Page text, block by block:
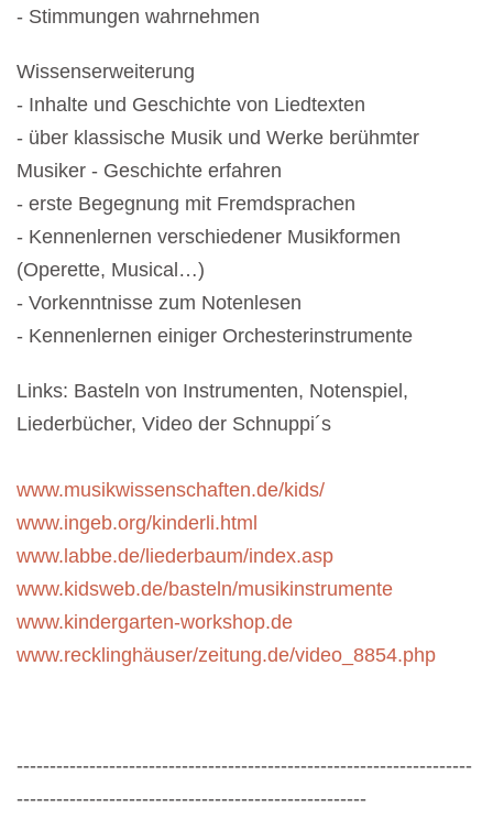
- Stimmungen wahrnehmen
Wissenserweiterung
- Inhalte und Geschichte von Liedtexten
- über klassische Musik und Werke berühmter
Musiker - Geschichte erfahren
- erste Begegnung mit Fremdsprachen
- Kennenlernen verschiedener Musikformen
(Operette, Musical…)
- Vorkenntnisse zum Notenlesen
- Kennenlernen einiger Orchesterinstrumente
Links: Basteln von Instrumenten, Notenspiel,
Liederbücher, Video der Schnuppi´s
www.musikwissenschaften.de/kids/
www.ingeb.org/kinderli.html
www.labbe.de/liederbaum/index.asp
www.kidsweb.de/basteln/musikinstrumente
www.kindergarten-workshop.de
www.recklinghäuser/zeitung.de/video_8854.php
---------------------------------------------------------------------
-----------------------------------------------------